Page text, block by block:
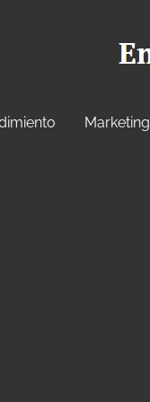
Marketing